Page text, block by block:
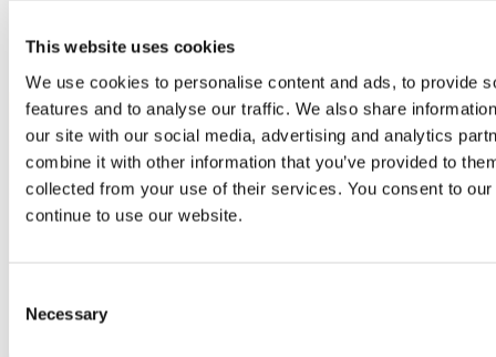
This website uses cookies
We use cookies to personalise content and ads, to provide
features and to analyse our traffic. We also share
our site with our social media, advertising and analytics
combine it with other information that you’ve provided to
collected from your use of their services. You consent to
continue to use our website.
Selection
Necessary
Door stoten belaste onderdelen